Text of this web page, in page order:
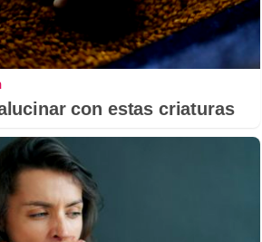
con estas criaturas